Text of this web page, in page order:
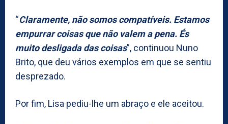
“Claramente, não somos compatíveis. Estamos
empurrar coisas que não valem a pena. És
muito desligada das coisas”, continuou Nuno
Brito, que deu vários exemplos em que se sentiu
desprezado.
Por fim, Lisa pediu-lhe um abraço e ele aceitou.